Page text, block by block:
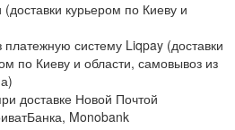
курьером по Киеву и
платежную систему Liqpay (доставки
по Киеву и области, самовывоз из
доставке Новой Почтой
Monobank